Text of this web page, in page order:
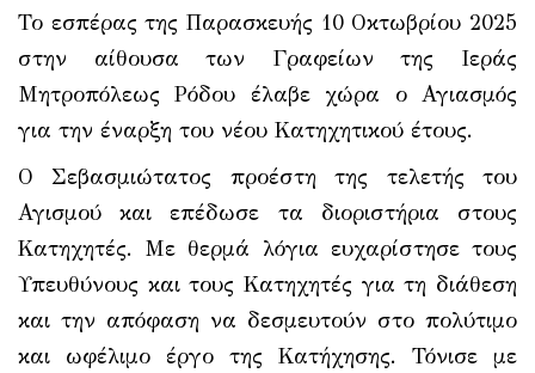
Το εσπέρας της Παρασκευής 10 Οκτωβρίου 2025
στην αίθουσα των Γραφείων της Ιεράς
Μητροπόλεως Ρόδου έλαβε χώρα ο Αγιασμός
για την έναρξη του νέου Κατηχητικού έτους.
Ο Σεβασμιώτατος προέστη της τελετής του
Αγισμού και επέδωσε τα διοριστήρια στους
Κατηχητές. Με θερμά λόγια ευχαρίστησε τους
Υπευθύνους και τους Κατηχητές για τη διάθεση
και την απόφαση να δεσμευτούν στο πολύτιμο
και ωφέλιμο έργο της Κατήχησης. Τόνισε με